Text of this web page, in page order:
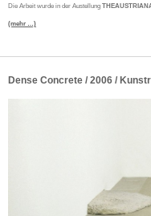
Die Arbeit wurde in der Austellung
(mehr …)
Dense Concrete / 2006 /